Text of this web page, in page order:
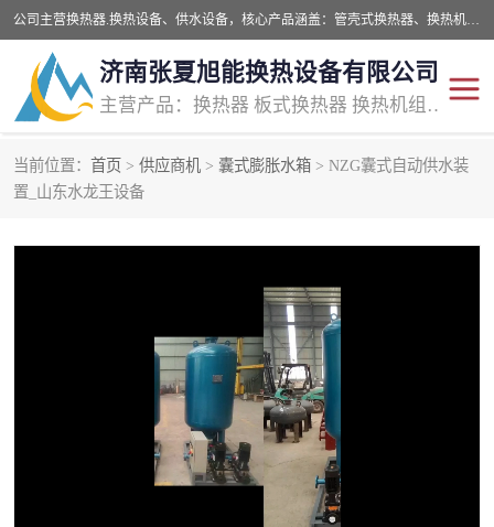
公司主营换热器.换热设备、供水设备，核心产品涵盖：管壳式换热器、换热机组、不锈钢组合式水箱、水处理设备等，提供非标设备集生产、销售、安装一体化服务，可满足全国酒店、学校、医院、商业综合体、工业项目等多场景换热与供水需求。
济南张夏旭能换热设备有限公司
主营产品：换热器 板式换热器 换热机组 供水设备 水处理设备
当前位置： 首页 > 供应商机 > 囊式膨胀水箱 > NZG囊式自动供水装
置_山东水龙王设备
管壳式换热器
汽水换热机组 板式换热设备
定压补水装置
水处理器设备
锅炉辅机设备